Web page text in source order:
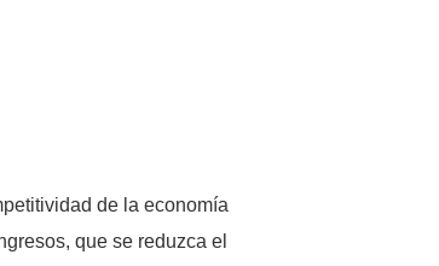
de la economía
que se reduzca el